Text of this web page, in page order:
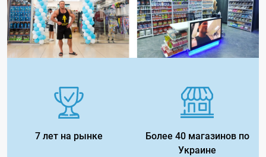
7 лет на рынке
Более 40 магазинов по
Украине